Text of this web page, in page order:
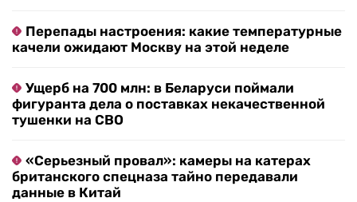
Перепады настроения: какие температурные
качели ожидают Москву на этой неделе
Ущерб на 700 млн: в Беларуси поймали
фигуранта дела о поставках некачественной
тушенки на СВО
«Серьезный провал»: камеры на катерах
британского спецназа тайно передавали
данные в Китай